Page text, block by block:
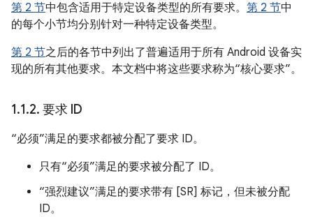
第 2 节中包含适用于特定设备类型的所有要求。 第 2 节中
的每个小节均分别针对一种特定设备类型。
第 2 节之后的各节中列出了普遍适用于所有 Android 设备实
现的所有其他要求。本文档中将这些要求称为“核心要求”。
1.1.2. 要求 ID
“必须”满足的要求都被分配了要求 ID。
只有“必须”满足的要求被分配了 ID。
“强烈建议”满足的要求带有 [SR] 标记，但未被分配
ID。